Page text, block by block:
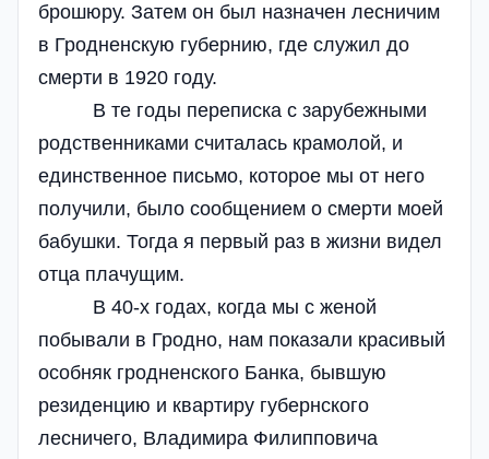
брошюру. Затем он был назначен лесничим
в Гродненскую губернию, где служил до
смерти в 1920 году.
В те годы переписка с зарубежными
родственниками считалась крамолой, и
единственное письмо, которое мы от него
получили, было сообщением о смерти моей
бабушки. Тогда я первый раз в жизни видел
отца плачущим.
В 40-х годах, когда мы с женой
побывали в Гродно, нам показали красивый
особняк гродненского Банка, бывшую
резиденцию и квартиру губернского
лесничего, Владимира Филипповича